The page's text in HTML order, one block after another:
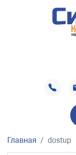
Главная dostup